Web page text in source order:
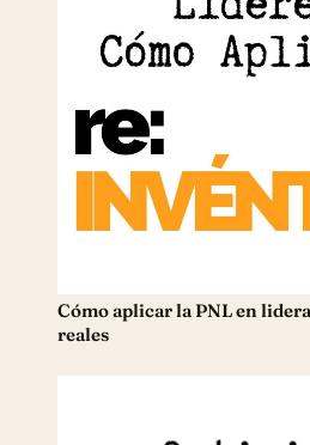
Cómo aplicar la PNL en
reales